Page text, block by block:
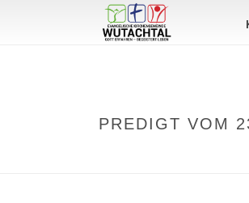
PREDIGT VOM